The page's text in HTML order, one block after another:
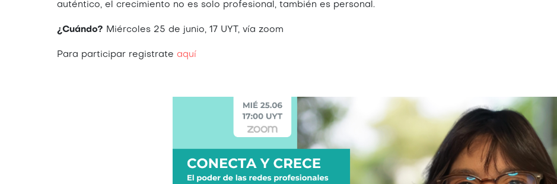
auténtico, el crecimiento no es solo profesional, también es personal.
¿Cuándo? Miércoles 25 de junio, 17 UYT, vía zoom
Para participar registrate aquí